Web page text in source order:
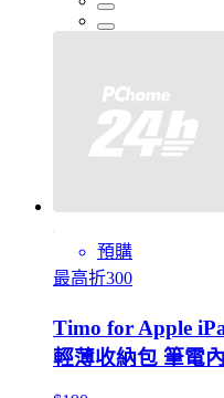
預購
最高折300
Timo for Apple
輕薄收納包 筆電